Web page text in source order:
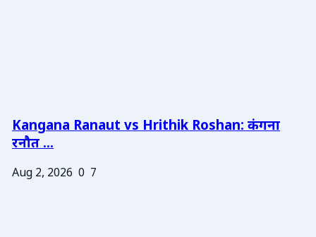
Kangana Ranaut vs Hrithik Roshan: कंगना
रनौत ...
Aug 2, 2026 0 7